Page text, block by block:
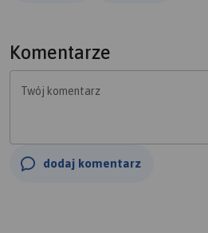
Komentarze
Twój komentarz
dodaj komentarz